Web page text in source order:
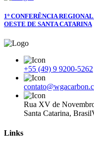
1º CONFERÊNCIA
OESTE DE SANTA CATARINA
+55 (49) 9 9200-5262
Rua XV de
Santa Catarina, Brasil
Links